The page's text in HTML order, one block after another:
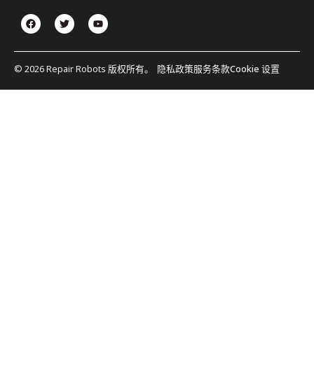
© 2026 Repair Robots 版权所有。 隐私政策服务条款Cookie 设置